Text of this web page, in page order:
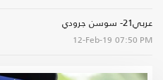
عربي21- سوسن جرودي
12-Feb-19 07:50 PM